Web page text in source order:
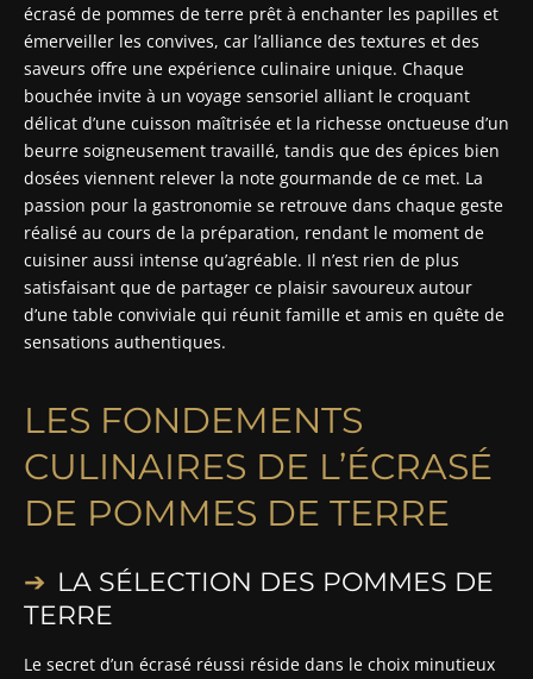
écrasé de pommes de terre prêt à enchanter les papilles et
émerveiller les convives, car l’alliance des textures et des
saveurs offre une expérience culinaire unique. Chaque
bouchée invite à un voyage sensoriel alliant le croquant
délicat d’une cuisson maîtrisée et la richesse onctueuse d’un
beurre soigneusement travaillé, tandis que des épices bien
dosées viennent relever la note gourmande de ce met. La
passion pour la gastronomie se retrouve dans chaque geste
réalisé au cours de la préparation, rendant le moment de
cuisiner aussi intense qu’agréable. Il n’est rien de plus
satisfaisant que de partager ce plaisir savoureux autour
d’une table conviviale qui réunit famille et amis en quête de
sensations authentiques.
LES FONDEMENTS
CULINAIRES DE L’ÉCRASÉ
DE POMMES DE TERRE
LA SÉLECTION DES POMMES DE
TERRE
Le secret d’un écrasé réussi réside dans le choix minutieux